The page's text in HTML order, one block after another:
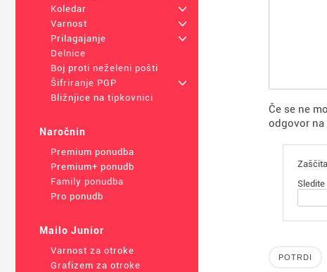
Koledar
+
Varnost
+
Prilagajanje
+
Delnice
Boj proti neželeni pošti
Šifriranje PGP
+
Bližnjice na tipkovnici
Naročnin
Premium ponudba
Premium+ ponudb
Family ponudba
Pro ponudb
Mailo Junior
Varnost za otroke
Grafizem za otroke
Če se ne
odgovor